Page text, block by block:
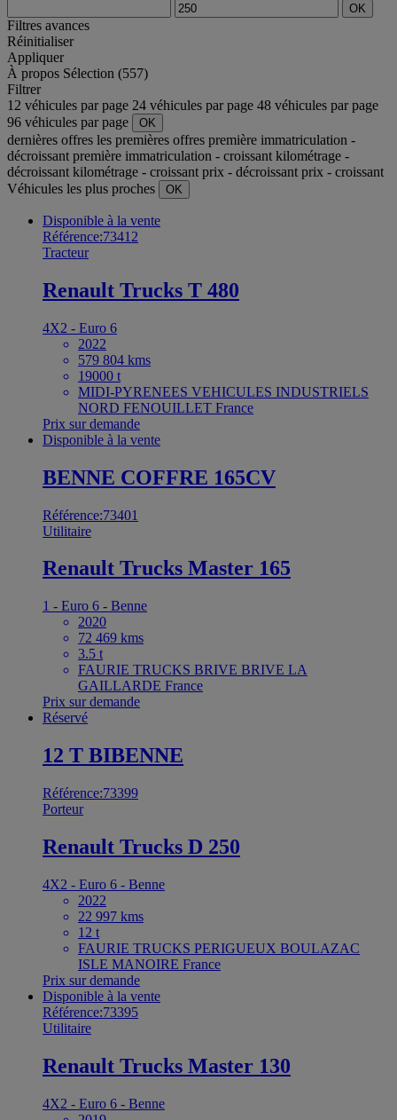
OK
Filtres avances
Réinitialiser
Appliquer
À propos Sélection (557)
Filtrer
12 véhicules par page 24 véhicules par page 48 véhicules par page
96 véhicules par page
OK
dernières offres les premières offres première immatriculation -
décroissant première immatriculation - croissant kilométrage -
décroissant kilométrage - croissant prix - décroissant prix - croissant
Véhicules les plus proches
OK
Disponible à la vente
Référence:73412
Tracteur
Renault Trucks T 480
4X2 - Euro 6
2022
579 804 kms
19000 t
MIDI-PYRENEES VEHICULES INDUSTRIELS
NORD FENOUILLET France
Prix sur demande
Disponible à la vente
BENNE COFFRE 165CV
Référence:73401
Utilitaire
Renault Trucks Master 165
1 - Euro 6 - Benne
2020
72 469 kms
3.5 t
FAURIE TRUCKS BRIVE BRIVE LA
GAILLARDE France
Prix sur demande
Réservé
12 T BIBENNE
Référence:73399
Porteur
Renault Trucks D 250
4X2 - Euro 6 - Benne
2022
22 997 kms
12 t
FAURIE TRUCKS PERIGUEUX BOULAZAC
ISLE MANOIRE France
Prix sur demande
Disponible à la vente
Référence:73395
Utilitaire
Renault Trucks Master 130
4X2 - Euro 6 - Benne